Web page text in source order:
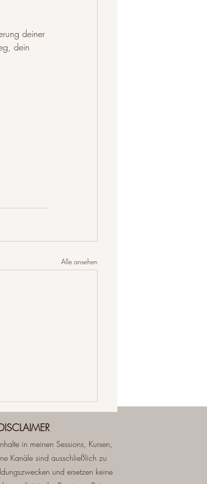
deiner
dein
Alle ansehen
in meinen Sessions, Kursen,
Kanäle sind ausschließlich zu
und ersetzen keine